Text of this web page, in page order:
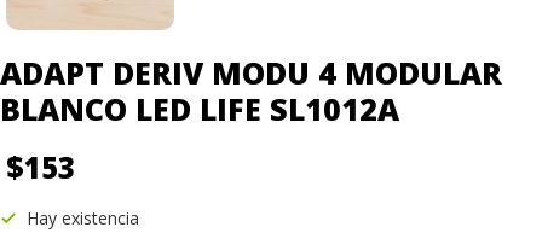
ADAPT DERIV MODU 4 MODULAR
BLANCO LED LIFE SL1012A
$153
Hay existencia